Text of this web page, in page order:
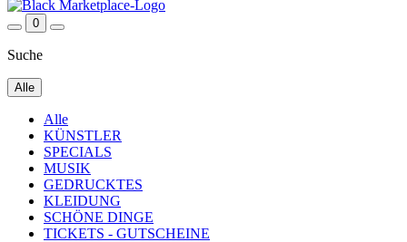
0
Suche
Alle
Alle
KÜNSTLER
SPECIALS
MUSIK
GEDRUCKTES
KLEIDUNG
SCHÖNE DINGE
TICKETS - GUTSCHEINE